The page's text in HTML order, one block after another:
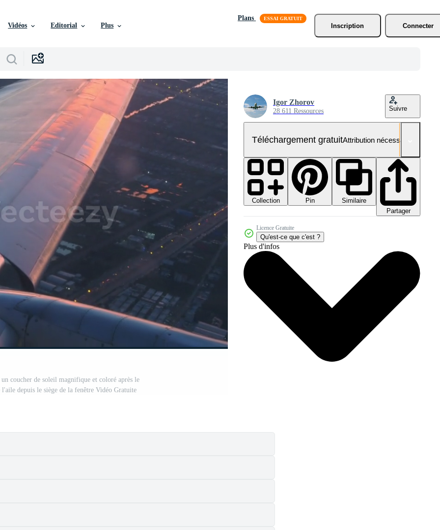
Vidéos Editorial Plus
Plans
Inscription
Connecter
coucher de soleil magnifique et coloré après le
depuis le siège de la fenêtre Vidéo Gratuite
Igor Zhorov
28 611 Ressources Suivre
Téléchargement gratuitAttribution nécessaire
Collection Pin
Similaire
Partager
Licence Gratuite
Qu'est-ce que c'est ?
Plus d'infos